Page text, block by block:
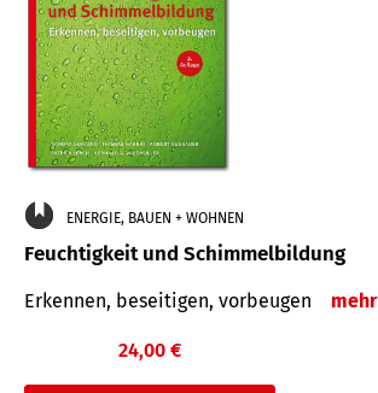
ENERGIE, BAUEN + WOHNEN
Feuchtigkeit und Schimmelbildung
Erkennen, beseitigen, vorbeugen mehr
24,00 €